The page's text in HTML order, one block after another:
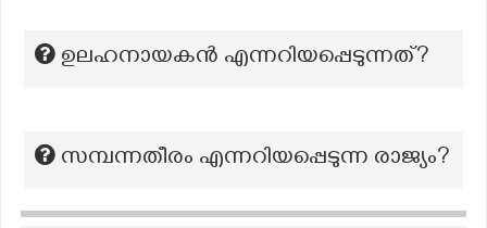
ഉലഹനായകൻ എന്നറിയപ്പെടുന്നത്?
സമ്പന്നതീരം എന്നറിയപ്പെടുന്ന രാജ്യം?